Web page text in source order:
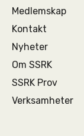
Medlemskap
Kontakt
Nyheter
Om SSRK
SSRK Prov
Verksamheter